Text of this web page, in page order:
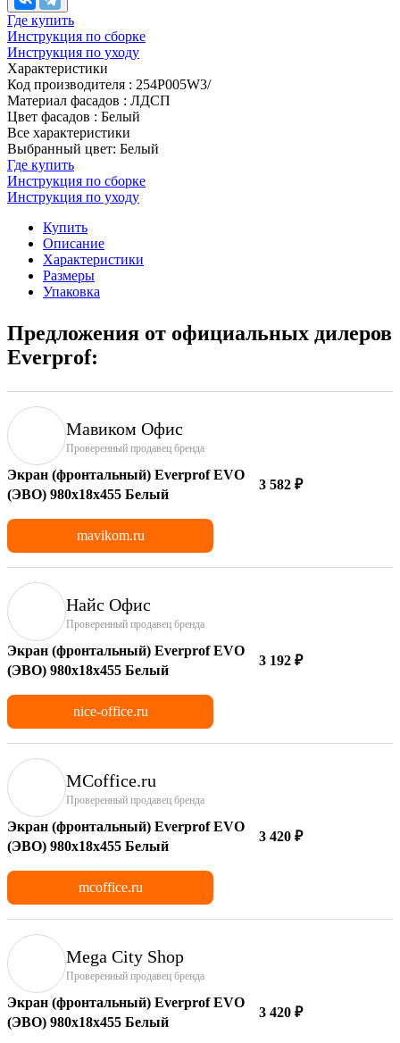
Где купить
Инструкция по сборке
Инструкция по уходу
Характеристики
Код производителя : 254P005W3/
Материал фасадов : ЛДСП
Цвет фасадов : Белый
Все характеристики
Выбранный цвет: Белый
Где купить
Инструкция по сборке
Инструкция по уходу
Купить
Описание
Характеристики
Размеры
Упаковка
Предложения от официальных дилеров
Everprof:
Мавиком Офис
Проверенный продавец бренда
Экран (фронтальный) Everprof EVO
(ЭВО) 980х18x455 Белый
3 582 ₽
mavikom.ru
Найс Офис
Проверенный продавец бренда
Экран (фронтальный) Everprof EVO
(ЭВО) 980х18x455 Белый
3 192 ₽
nice-office.ru
MCoffice.ru
Проверенный продавец бренда
Экран (фронтальный) Everprof EVO
(ЭВО) 980х18x455 Белый
3 420 ₽
mcoffice.ru
Mega City Shop
Проверенный продавец бренда
Экран (фронтальный) Everprof EVO
(ЭВО) 980х18x455 Белый
3 420 ₽